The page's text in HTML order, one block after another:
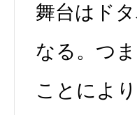
舞台はド
なる。つ
ことによ